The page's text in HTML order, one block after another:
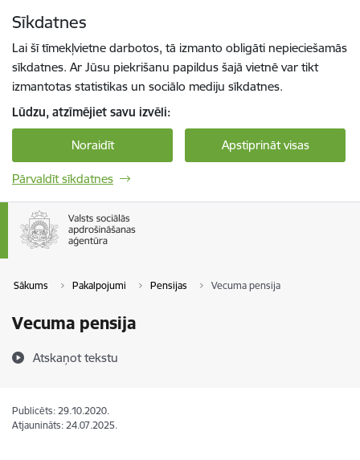
Sīkdatnes
Lai šī tīmekļvietne darbotos, tā izmanto obligāti nepieciešamās
sīkdatnes. Ar Jūsu piekrišanu papildus šajā vietnē var tikt
izmantotas statistikas un sociālo mediju sīkdatnes.
Lūdzu, atzīmējiet savu izvēli:
Noraidīt Apstiprināt visas
Pārvaldīt sīkdatnes
Sākums Pakalpojumi Pensijas Vecuma pensija
Vecuma pensija
Atskaņot tekstu
Publicēts: 29.10.2020.
Atjaunināts: 24.07.2025.